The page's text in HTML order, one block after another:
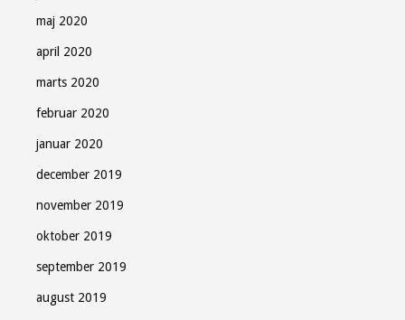
maj 2020
april 2020
marts 2020
februar 2020
januar 2020
december 2019
november 2019
oktober 2019
september 2019
august 2019